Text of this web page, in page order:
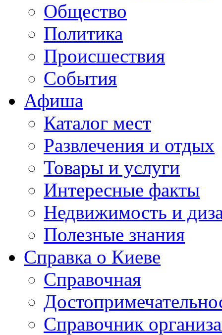
Общество
Политика
Происшествия
События
Афиша
Каталог мест
Развлечения и отдых
Товары и услуги
Интересные факты
Недвижимость и
Полезные знания
Справка о Киеве
Справочная
Справочник